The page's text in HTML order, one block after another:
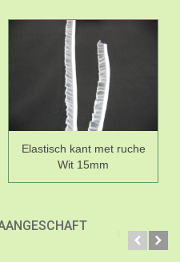
Elastisch kant met ruche
Wit 15mm